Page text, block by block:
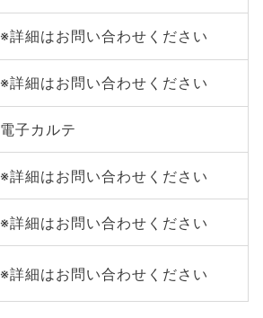
※詳細はお問い合わせください
※詳細はお問い合わせください
電子カルテ
※詳細はお問い合わせください
※詳細はお問い合わせください
※詳細はお問い合わせください